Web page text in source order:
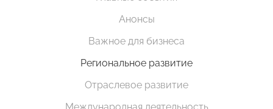
Анонсы
Важное для бизнеса
Региональное развитие
Отраслевое развитие